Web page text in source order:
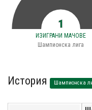
1
ИЗИГРАНИ МАЧОВЕ
Шампионска лига
История Шампионска